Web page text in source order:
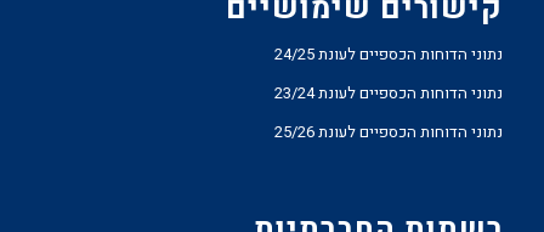
נתוני הדוחות הכספיים לעונת 24/25
נתוני הדוחות הכספיים לעונת 23/24
נתוני הדוחות הכספיים לעונת 25/26